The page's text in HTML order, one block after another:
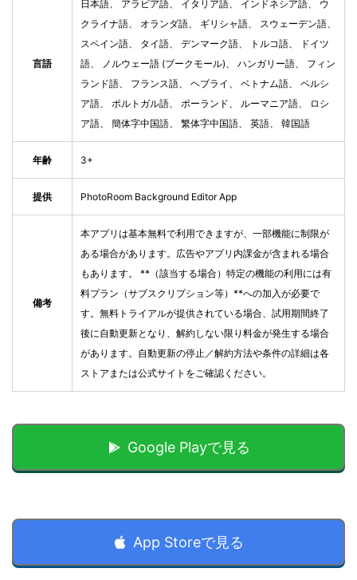
言語
日本語、 アラビア語、 イタリア語、 インドネシア語、 ウ
クライナ語、 オランダ語、 ギリシャ語、 スウェーデン語、
スペイン語、 タイ語、 デンマーク語、 トルコ語、 ドイツ
語、 ノルウェー語 (ブークモール)、 ハンガリー語、 フィン
ランド語、 フランス語、 ヘブライ、 ベトナム語、 ペルシ
ア語、 ポルトガル語、 ポーランド、 ルーマニア語、 ロシ
ア語、 簡体字中国語、 繁体字中国語、 英語、 韓国語
年齢 3+
提供 PhotoRoom Background Editor App
備考
本アプリは基本無料で利用できますが、一部機能に制限が
ある場合があります。広告やアプリ内課金が含まれる場合
もあります。 **（該当する場合）特定の機能の利用には有
料プラン（サブスクリプション等）**への加入が必要で
す。無料トライアルが提供されている場合、試用期間終了
後に自動更新となり、解約しない限り料金が発生する場合
があります。自動更新の停止／解約方法や条件の詳細は各
ストアまたは公式サイトをご確認ください。
Google Playで見る
App Storeで見る